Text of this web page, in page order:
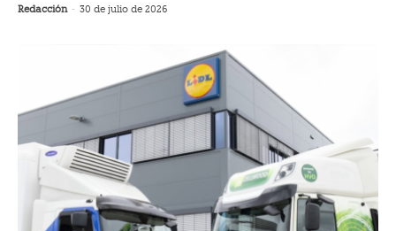
Redacción - 30 de julio de 2026